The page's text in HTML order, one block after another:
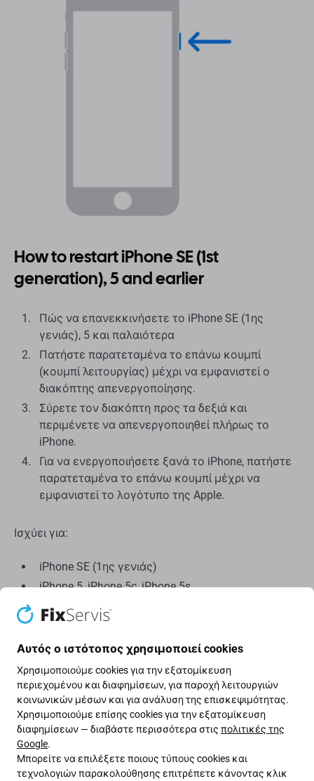
How to restart iPhone SE (1st
generation), 5 and earlier
Πώς να επανεκκινήσετε το iPhone SE (1ης
γενιάς), 5 και παλαιότερα
Πατήστε παρατεταμένα το επάνω κουμπί
(κουμπί λειτουργίας) μέχρι να εμφανιστεί ο
διακόπτης απενεργοποίησης.
Σύρετε τον διακόπτη προς τα δεξιά και
περιμένετε να απενεργοποιηθεί πλήρως το
iPhone.
Για να ενεργοποιήσετε ξανά το iPhone, πατήστε
παρατεταμένα το επάνω κουμπί μέχρι να
εμφανιστεί το λογότυπο της Apple.
Ισχύει για:
iPhone SE (1ης γενιάς)
iPhone 5, iPhone 5c, iPhone 5s
iPhone 4s και παλαιότερα
Αυτός ο ιστότοπος χρησιμοποιεί cookies
Χρησιμοποιούμε cookies για την εξατομίκευση
περιεχομένου και διαφημίσεων, για παροχή λειτουργιών
κοινωνικών μέσων και για ανάλυση της επισκεψιμότητας.
Χρησιμοποιούμε επίσης cookies για την εξατομίκευση
διαφημίσεων — διαβάστε περισσότερα στις πολιτικές της
Google.
Μπορείτε να επιλέξετε ποιους τύπους cookies και
τεχνολογιών παρακολούθησης επιτρέπετε κάνοντας κλικ